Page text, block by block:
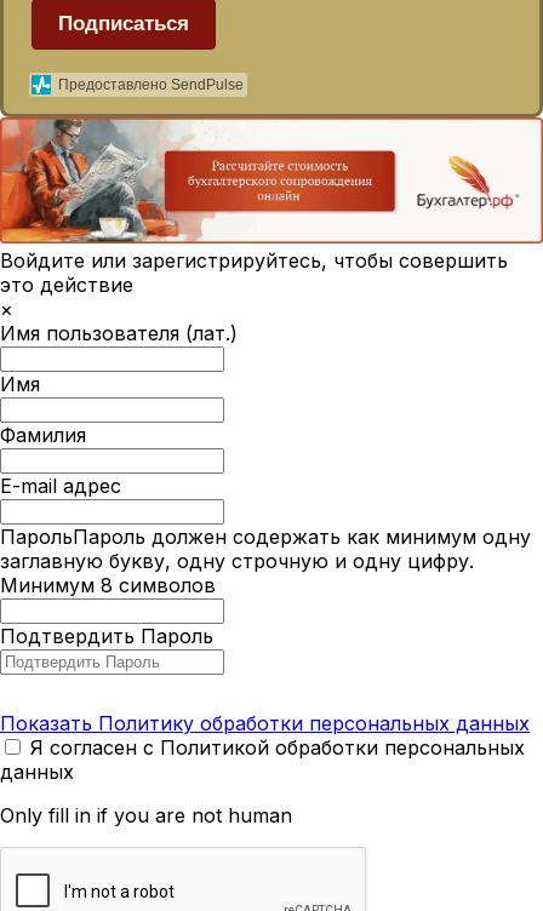
Подписаться
Предоставлено SendPulse
Войдите или зарегистрируйтесь, чтобы совершить
это действие
×
Имя пользователя (лат.)
Имя
Фамилия
E-mail адрес
ПарольПароль должен содержать как минимум одну
заглавную букву, одну строчную и одну цифру.
Минимум 8 символов
Подтвердить Пароль
Показать Политику обработки персональных данных
Я согласен с Политикой обработки персональных
данных
Only fill in if you are not human